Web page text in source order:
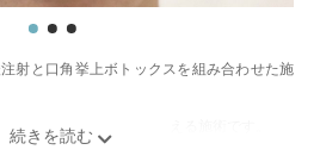
射と口角挙上ボトックスを組み合わせた施
リュームやバランスを整える施術です。